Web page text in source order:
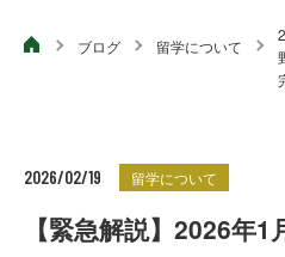
ブログ 留学について
2026/02/19 留学について
【緊急解説】2026年